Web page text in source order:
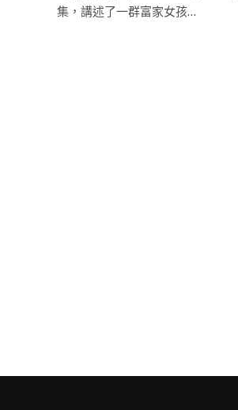
集，講述了一群富家女孩…